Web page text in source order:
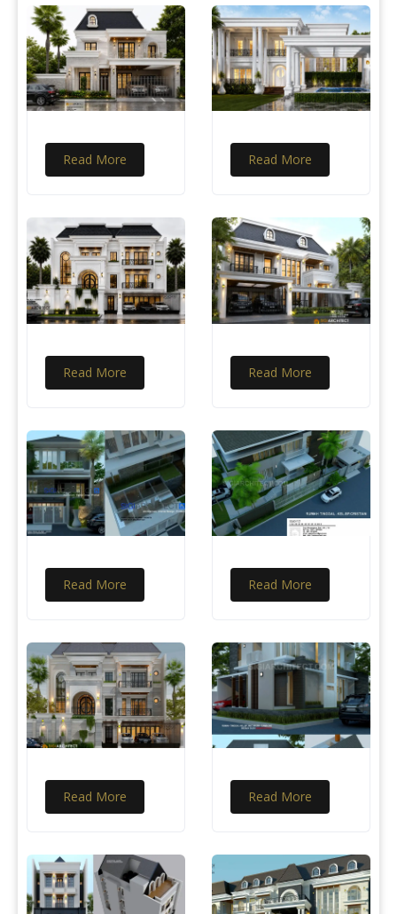
Read More Read More
Read More Read More
Read More Read More
Read More Read More